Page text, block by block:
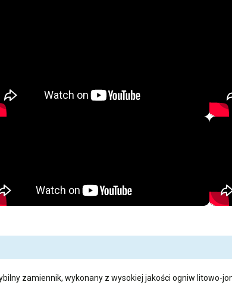
zamiennik, wykonany z wysokiej jakości ogniw litowo-